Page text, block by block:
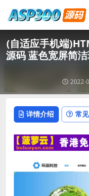
(自适应手机端
源码 蓝色宽屏简
2022-
详情介绍 常